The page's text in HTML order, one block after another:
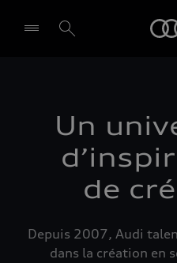
Un
de
Depuis 2007, Audi
dans la création en